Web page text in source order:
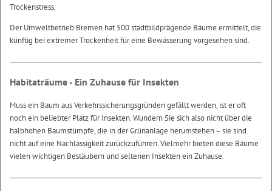
Trockenstress.
Der Umweltbetrieb Bremen hat 500 stadtbildprägende Bäume ermittelt, die
künftig bei extremer Trockenheit für eine Bewässerung vorgesehen sind.
Habitaträume - Ein Zuhause für Insekten
Muss ein Baum aus Verkehrssicherungsgründen gefällt werden, ist er oft
noch ein beliebter Platz für Insekten. Wundern Sie sich also nicht über die
halbhohen Baumstümpfe, die in der Grünanlage herumstehen – sie sind
nicht auf eine Nachlässigkeit zurückzuführen. Vielmehr bieten diese Bäume
vielen wichtigen Bestäubern und seltenen Insekten ein Zuhause.